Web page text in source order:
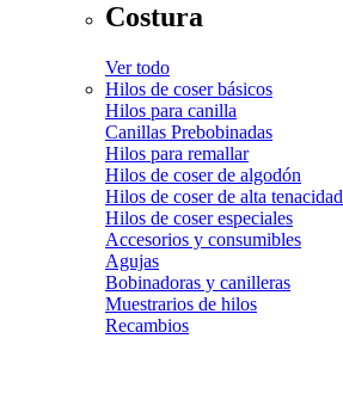
Costura
Ver todo
Hilos de coser básicos
Hilos para canilla
Canillas Prebobinadas
Hilos para remallar
Hilos de coser de algodón
Hilos de coser de alta tenacidad
Hilos de coser especiales
Accesorios y consumibles
Agujas
Bobinadoras y canilleras
Muestrarios de hilos
Recambios